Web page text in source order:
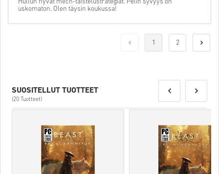
Hullun hyvät mech-taistelustrategiat. Pelin syvyys on
uskomaton. Olen täysin koukussa!
1 2
SUOSITELLUT TUOTTEET
(20 Tuotteet)